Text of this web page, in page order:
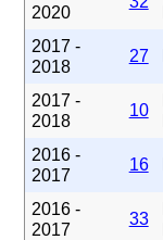
2020
2017 -
2018
27
2017 -
2018
10
2016 -
2017
16
2016 -
2017
33